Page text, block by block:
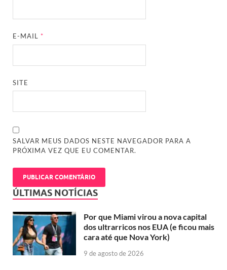
E-MAIL*
SITE
SALVAR MEUS DADOS NESTE NAVEGADOR PARA A
PRÓXIMA VEZ QUE EU COMENTAR.
ÚLTIMAS NOTÍCIAS
Por que Miami virou a nova capital
dos ultrarricos nos EUA (e ficou mais
cara até que Nova York)
9 de agosto de 2026